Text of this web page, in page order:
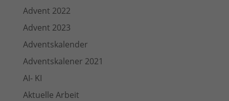
Advent 2022
Advent 2023
Adventskalender
Adventskalener 2021
AI- KI
Aktuelle Arbeit